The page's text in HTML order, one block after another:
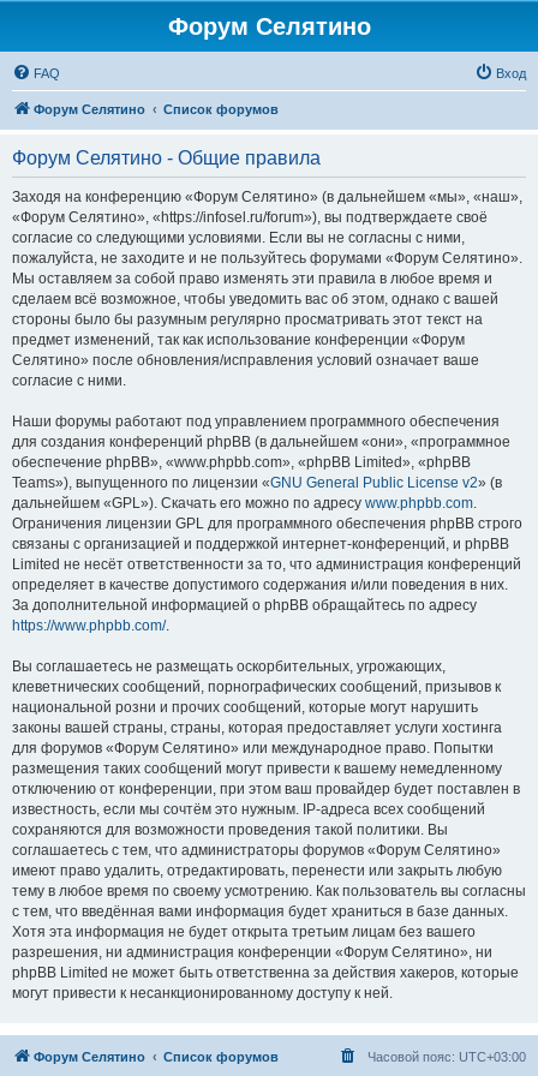
Форум Селятино
FAQ Вход
Форум Селятино Список форумов
Форум Селятино - Общие правила
Заходя на конференцию «Форум Селятино» (в дальнейшем «мы», «наш»,
«Форум Селятино», «https://infosel.ru/forum»), вы подтверждаете своё
согласие со следующими условиями. Если вы не согласны с ними,
пожалуйста, не заходите и не пользуйтесь форумами «Форум Селятино».
Мы оставляем за собой право изменять эти правила в любое время и
сделаем всё возможное, чтобы уведомить вас об этом, однако с вашей
стороны было бы разумным регулярно просматривать этот текст на
предмет изменений, так как использование конференции «Форум
Селятино» после обновления/исправления условий означает ваше
согласие с ними.
Наши форумы работают под управлением программного обеспечения
для создания конференций phpBB (в дальнейшем «они», «программное
обеспечение phpBB», «www.phpbb.com», «phpBB Limited», «phpBB
Teams»), выпущенного по лицензии «GNU General Public License v2» (в
дальнейшем «GPL»). Скачать его можно по адресу www.phpbb.com.
Ограничения лицензии GPL для программного обеспечения phpBB строго
связаны с организацией и поддержкой интернет-конференций, и phpBB
Limited не несёт ответственности за то, что администрация конференций
определяет в качестве допустимого содержания и/или поведения в них.
За дополнительной информацией о phpBB обращайтесь по адресу
https://www.phpbb.com/.
Вы соглашаетесь не размещать оскорбительных, угрожающих,
клеветнических сообщений, порнографических сообщений, призывов к
национальной розни и прочих сообщений, которые могут нарушить
законы вашей страны, страны, которая предоставляет услуги хостинга
для форумов «Форум Селятино» или международное право. Попытки
размещения таких сообщений могут привести к вашему немедленному
отключению от конференции, при этом ваш провайдер будет поставлен в
известность, если мы сочтём это нужным. IP-адреса всех сообщений
сохраняются для возможности проведения такой политики. Вы
соглашаетесь с тем, что администраторы форумов «Форум Селятино»
имеют право удалить, отредактировать, перенести или закрыть любую
тему в любое время по своему усмотрению. Как пользователь вы согласны
с тем, что введённая вами информация будет храниться в базе данных.
Хотя эта информация не будет открыта третьим лицам без вашего
разрешения, ни администрация конференции «Форум Селятино», ни
phpBB Limited не может быть ответственна за действия хакеров, которые
могут привести к несанкционированному доступу к ней.
Форум Селятино Список форумов Часовой пояс: UTC+03:00